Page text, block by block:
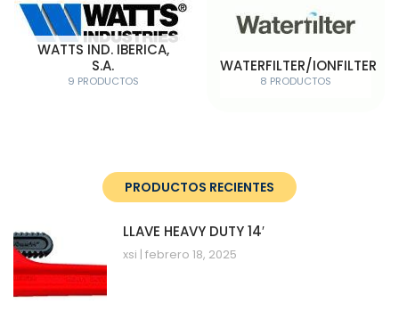
WATTS IND. IBERICA,
S.A.
9 PRODUCTOS
WATERFILTER/IONFILTER
8 PRODUCTOS
PRODUCTOS RECIENTES
LLAVE HEAVY DUTY 14′
xsi febrero 18, 2025